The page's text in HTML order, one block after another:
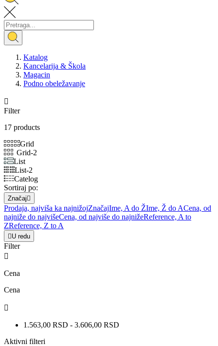
Katalog
Kancelarija & Škola
Magacin
Podno obeležavanje

Filter
17 products
Grid
Grid-2
List
List-2
Catelog
Sortiraj po:
Značaj 
Prodaja, najviša ka najnižojZnačajIme, A do ŽIme, Ž do ACena, od
najniže do najvišeCena, od najviše do najnižeReference, A to
ZReference, Z to A
 U redu
Filter

Cena
Cena

1.563,00 RSD - 3.606,00 RSD
Aktivni filteri